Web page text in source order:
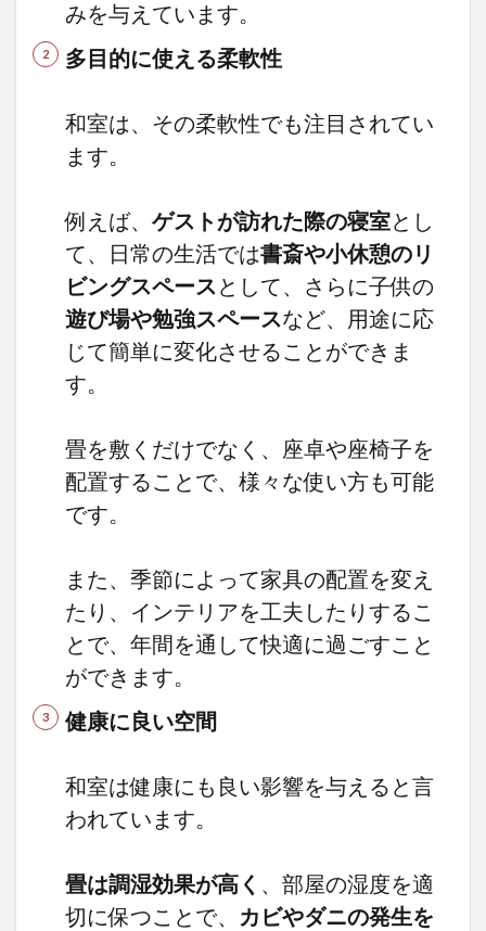
なる
2.4
ンテ
スが
実際
のコ
スト
は？
3
後悔
しな
い為
作り
方と
は？
3.1
ング
との
隣接
い理
由
3.2
小上
で作
るな
ら6畳
は必
4
ま
みを与えています。
多目的に使える柔軟性
和室は、その柔軟性でも注目されてい
ます。
例えば、 ゲストが訪れた際の寝室とし
て、日常の生活では書斎や小休憩のリ
ビングスペース として、さらに子供の
遊び場や勉強スペースなど、用途に応
じて簡単に変化させることができま
す。
畳を敷くだけでなく、座卓や座椅子を
配置することで、様々な使い方も可能
です。
また、季節によって家具の配置を変え
たり、インテリアを工夫したりするこ
とで、年間を通して快適に過ごすこと
ができます。
健康に良い空間
和室は健康にも良い影響を与えると言
われています。
畳は調湿効果が高く 、部屋の湿度を適
切に保つことで、 カビやダニの発生を